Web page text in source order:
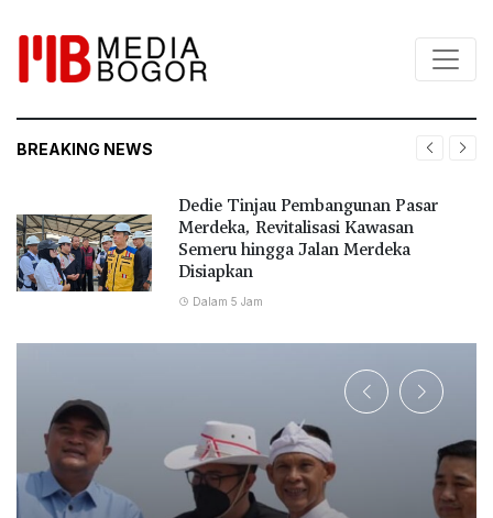
BREAKING NEWS
Dedie Tinjau Pembangunan Pasar
Merdeka, Revitalisasi Kawasan
Semeru hingga Jalan Merdeka
Disiapkan
Dalam 5 Jam